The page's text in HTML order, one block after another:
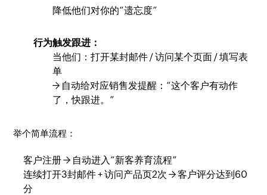
降低他们对你的“遗忘度”
行为触发跟进：
当他们：打开某封邮件 / 访问某个页面 / 填写表
单
→ 自动给对应销售发提醒：“这个客户有动作
了，快跟进。”
举个简单流程：
客户注册 → 自动进入“新客养育流程”
连续打开3封邮件 + 访问产品页2次 → 客户评分达到60
分